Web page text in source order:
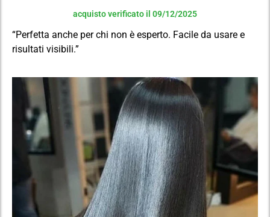
acquisto verificato il 09/12/2025
“Perfetta anche per chi non è esperto. Facile da usare e
risultati visibili.”